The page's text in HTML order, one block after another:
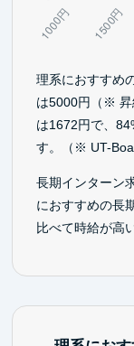
理系におすすめ
は5000円（※ 昇
は1672円で、
す。（※ UT-
長期インターン
におすすめの長
比べて時給が高